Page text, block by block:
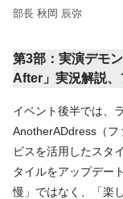
部長 秋岡 辰弥
第3部：実演デモ
After」実況解説
イベント後半では、
AnotherADdress（フ
ビスを活用したスタ
タイルをアップデー
慢」ではなく、「楽